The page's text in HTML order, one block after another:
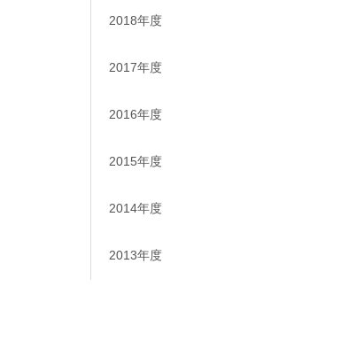
2018年度
2017年度
2016年度
2015年度
2014年度
2013年度